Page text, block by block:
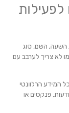
לפעילות
השעה, השם, סוג
לא צריך לערבב עם
המידע הרלוונטי
פנקסים או